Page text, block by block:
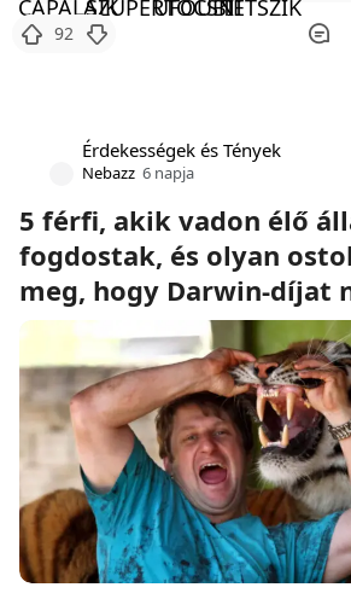
92
Érdekességek és Tények
Nebazz 6 napja
5 férfi, akik vadon élő
fogdostak, és olyan
meg, hogy Darwin-díjat